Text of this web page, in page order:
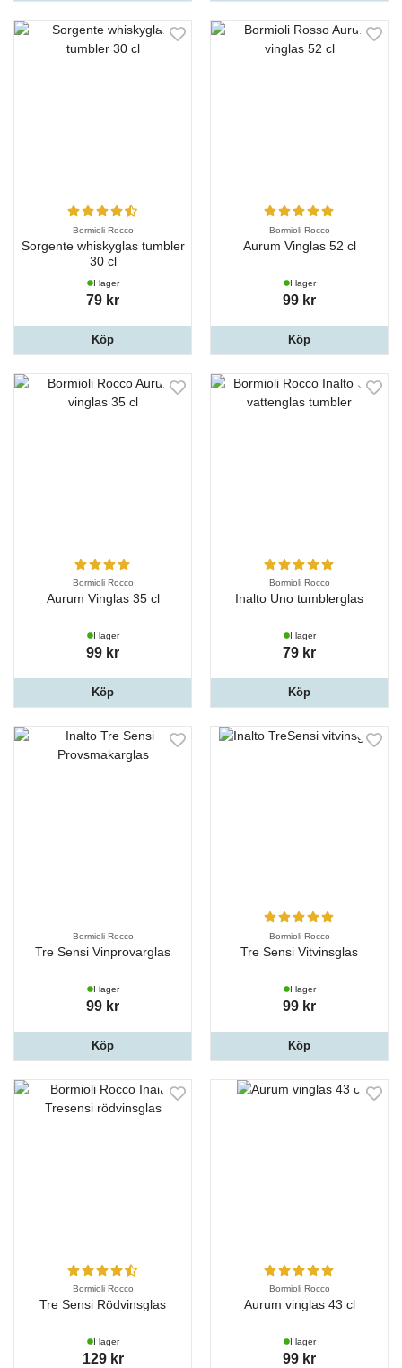
Bormioli Rocco
Sorgente whiskyglas tumbler
30 cl
I lager
79 kr
Köp
Bormioli Rocco
Aurum Vinglas 52 cl
I lager
99 kr
Köp
Bormioli Rocco
Aurum Vinglas 35 cl
I lager
99 kr
Köp
Bormioli Rocco
Inalto Uno tumblerglas
I lager
79 kr
Köp
Bormioli Rocco
Tre Sensi Vinprovarglas
I lager
99 kr
Köp
Bormioli Rocco
Tre Sensi Vitvinsglas
I lager
99 kr
Köp
Bormioli Rocco
Tre Sensi Rödvinsglas
I lager
129 kr
Bormioli Rocco
Aurum vinglas 43 cl
I lager
99 kr